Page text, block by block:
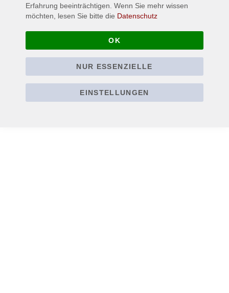
Erfahrung beeinträchtigen. Wenn Sie mehr wissen
möchten, lesen Sie bitte die Datenschutz
OK
NUR ESSENZIELLE
EINSTELLUNGEN